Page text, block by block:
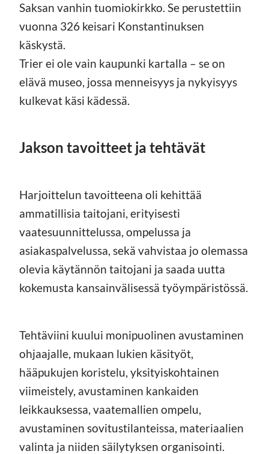
Saksan vanhin tuomiokirkko. Se perustettiin
vuonna 326 keisari Konstantinuksen
käskystä.
Trier ei ole vain kaupunki kartalla – se on
elävä museo, jossa menneisyys ja nykyisyys
kulkevat käsi kädessä.
Jakson tavoitteet ja tehtävät
Harjoittelun tavoitteena oli kehittää
ammatillisia taitojani, erityisesti
vaatesuunnittelussa, ompelussa ja
asiakaspalvelussa, sekä vahvistaa jo olemassa
olevia käytännön taitojani ja saada uutta
kokemusta kansainvälisessä työympäristössä.
Tehtäviini kuului monipuolinen avustaminen
ohjaajalle, mukaan lukien käsityöt,
hääpukujen koristelu, yksityiskohtainen
viimeistely, avustaminen kankaiden
leikkauksessa, vaatemallien ompelu,
avustaminen sovitustilanteissa, materiaalien
valinta ja niiden säilytyksen organisointi.